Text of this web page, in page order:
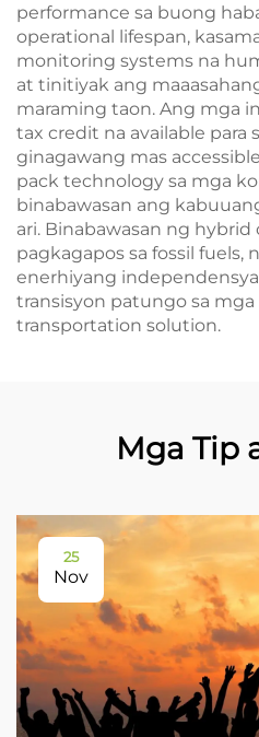
performance sa buong
operational lifespan,
monitoring systems na
at tinitiyak ang
maraming taon. Ang mga
tax credit na available para
ginagawang mas
pack technology sa mga
binabawasan ang
ari. Binabawasan ng
pagkagapos sa fossil fuels,
enerhiyang
transisyon patungo sa mga
transportation solution.
Mga Tip
25
Nov